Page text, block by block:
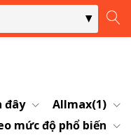
bạn để đăng nhập.
đây
Allmax(1)
mức độ phổ biến